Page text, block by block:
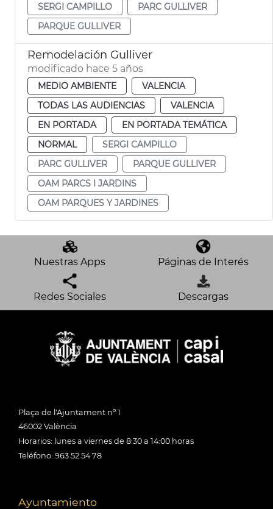
SERGI CAMPILLO
PARC GULLIVER
PARQUE GULLIVER
Remodelación Gulliver
modificado hace 5 años
MEDIO AMBIENTE
VALENCIA
TODAS LAS AUDIENCIAS
VALENCIA
EN PORTADA
EN PORTADA TEMÁTICA
NORMAL
SERGI CAMPILLO
PARC GULLIVER
PARQUE GULLIVER
OAM PARCS I JARDINS
OAM PARQUES Y JARDINES
Nuestras Apps Páginas de Interés
Redes Sociales Descargas
Plaça de l'Ajuntament nº 1
46002 València
Horarios: lunes a viernes de 8:30 a 14:00 horas
Teléfono: 963 52 54 78
Ayuntamiento